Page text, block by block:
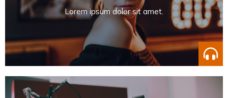
Lorem ipsum dolor sit amet.